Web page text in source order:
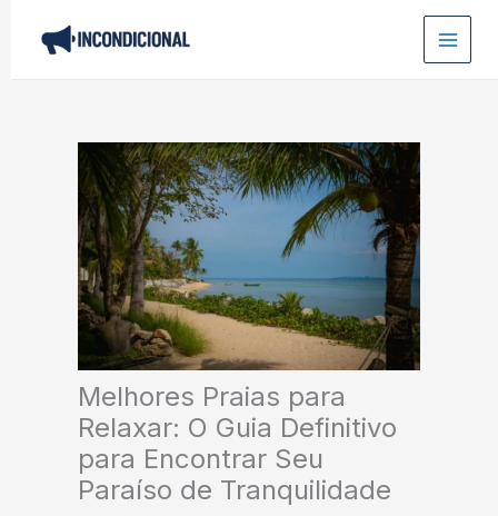
Melhores Praias para
Relaxar: O Guia Definitivo
para Encontrar Seu
Paraíso de Tranquilidade